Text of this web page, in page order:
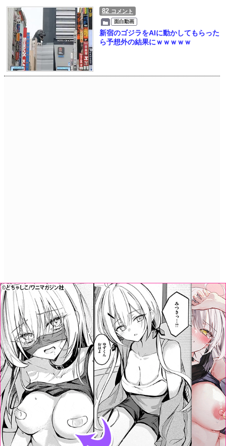
82 コメント
面白動画
新宿のゴジラをAIに動かしてもらった
ら予想外の結果にｗｗｗｗｗ